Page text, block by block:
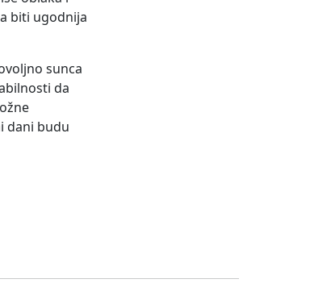
biti ugodnija
sunca
da
dani budu